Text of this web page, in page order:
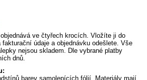
ve čtyřech krocích. Vložíte ji do
údaje a objednávku odešlete. Vše
nejsou skladem. Dle vybrané platby
dnů.
barev samolepících fólií. Materiály mají